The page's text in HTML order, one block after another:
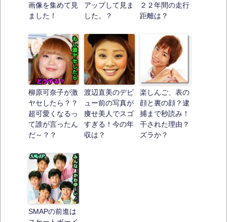
画像を集めて見
ました！
アップして見ま
した。？
２２年間の走行
距離は？
柳原可奈子が激
ヤセしたら？？
超可愛くなるっ
て誰が言ったん
だ～？？
渡辺直美のデビ
ュー前の写真が
痩せ美人でスゴ
すぎる！今の年
収は？
楽しんご、表の
顔と裏の顔？逮
捕まで秒読み！
干された理由？
ズラか？
SMAPの前進は